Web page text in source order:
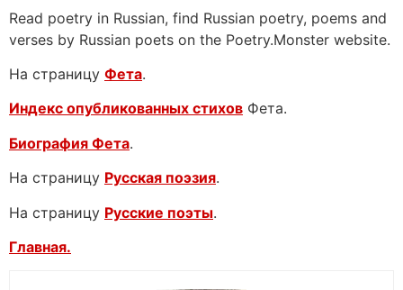
Read poetry in Russian, find Russian poetry, poems and
verses by Russian poets on the Poetry.Monster website.
На страницу Фета.
Индекс опубликованных стихов Фета.
Биография Фета.
На страницу Русская поэзия.
На страницу Русские поэты.
Главная.